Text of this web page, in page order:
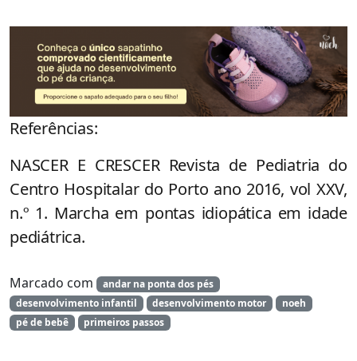
Referências:
NASCER E CRESCER Revista de Pediatria do
Centro Hospitalar do Porto ano 2016, vol XXV,
n.º 1. Marcha em pontas idiopática em idade
pediátrica.
Marcado com
andar na ponta dos pés
desenvolvimento infantil
desenvolvimento motor
noeh
pé de bebê
primeiros passos